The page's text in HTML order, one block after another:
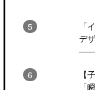
「
デ
【
「